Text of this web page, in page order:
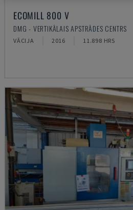
ECOMILL 800 V
DMG - VERTIKĀLAIS APSTRĀDES CENTRS
VĀCIJA 2016 11.898 HRS